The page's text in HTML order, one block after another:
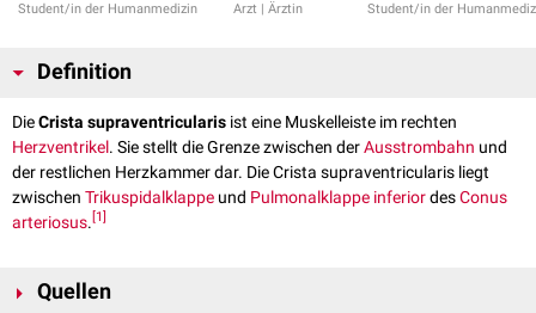
Student/in der Humanmedizin Arzt | Ärztin Student/in der
Definition
DieCrista supraventricularis ist eine Muskelleiste im rechten
Herzventrikel. Sie stellt die Grenze zwischen derAusstrombahn und
der restlichen Herzkammer dar. Die Crista supraventricularis liegt
zwischen Trikuspidalklappe und Pulmonalklappe inferiordesConus
arteriosus. 1
Quellen